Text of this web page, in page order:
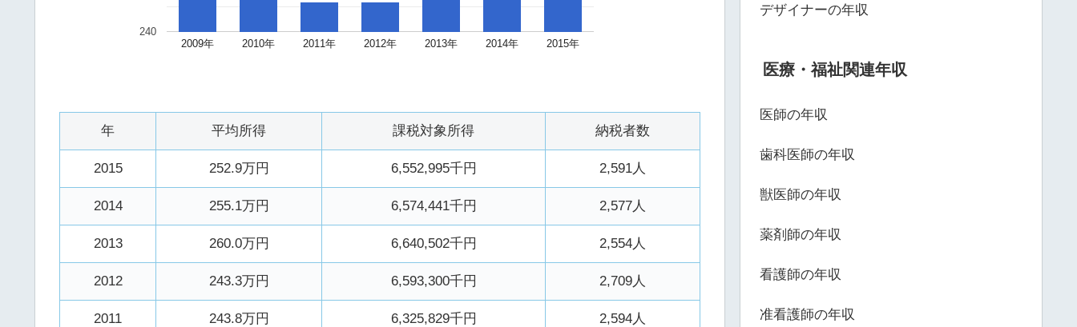
2009年 2010年 2011年 2012年 2013年 2014年 2015年
240
年 平均所得 課税対象所得 納税者数
2015 252.9万円 6,552,995千円 2,591人
2014 255.1万円 6,574,441千円 2,577人
2013 260.0万円 6,640,502千円 2,554人
2012 243.3万円 6,593,300千円 2,709人
2011 243.8万円 6,325,829千円 2,594人
デザイナーの年収
医療・福祉関連年収
医師の年収
歯科医師の年収
獣医師の年収
薬剤師の年収
看護師の年収
准看護師の年収